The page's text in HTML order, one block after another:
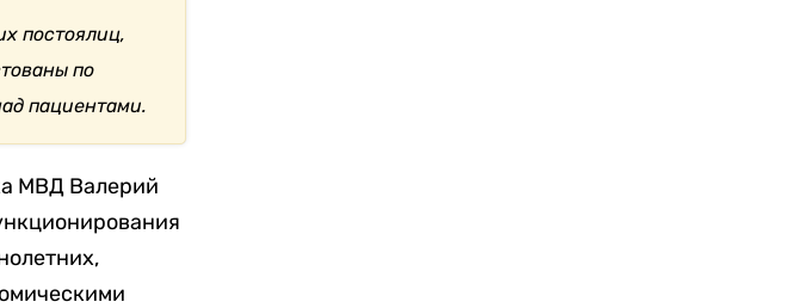
постоялиц,
по
пациентами.
МВД Валерий